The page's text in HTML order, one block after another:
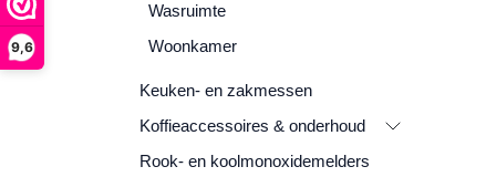
9,6
Wasruimte
Woonkamer
Keuken- en zakmessen
Koffieaccessoires & onderhoud
Rook- en koolmonoxidemelders